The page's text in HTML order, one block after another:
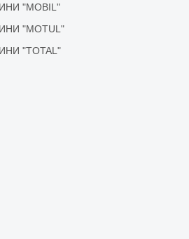
"MOBIL"
"MOTUL"
"TOTAL"